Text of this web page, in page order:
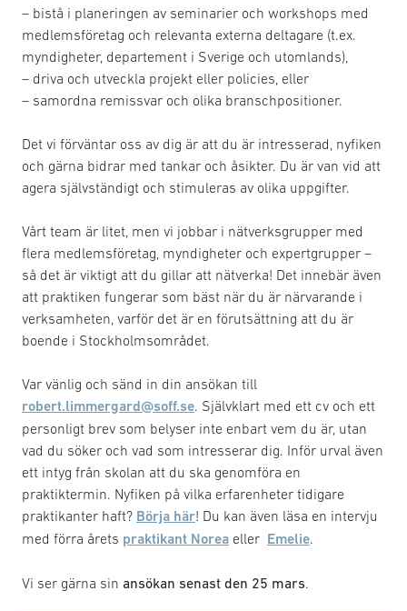
– bistå i planeringen av seminarier och workshops med
medlemsföretag och relevanta externa deltagare (t.ex.
myndigheter, departement i Sverige och utomlands),
– driva och utveckla projekt eller policies, eller
– samordna remissvar och olika branschpositioner.
Det vi förväntar oss av dig är att du är intresserad, nyfiken
och gärna bidrar med tankar och åsikter. Du är van vid att
agera självständigt och stimuleras av olika uppgifter.
Vårt team är litet, men vi jobbar i nätverksgrupper med
flera medlemsföretag, myndigheter och expertgrupper –
så det är viktigt att du gillar att nätverka! Det innebär även
att praktiken fungerar som bäst när du är närvarande i
verksamheten, varför det är en förutsättning att du är
boende i Stockholmsområdet.
Var vänlig och sänd in din ansökan till
robert.limmergard@soff.se. Självklart med ett cv och ett
personligt brev som belyser inte enbart vem du är, utan
vad du söker och vad som intresserar dig. Inför urval även
ett intyg från skolan att du ska genomföra en
praktiktermin. Nyfiken på vilka erfarenheter tidigare
praktikanter haft? Börja här! Du kan även läsa en intervju
med förra årets praktikant Norea eller Emelie.
Vi ser gärna sin ansökan senast den 25 mars.